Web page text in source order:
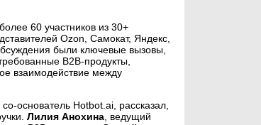
60 участников из 30+
Ozon, Самокат, Яндекс,
были ключевые вызовы,
B2B-продукты,
взаимодействие между
, со-основатель Hotbot.ai, рассказал,
Лилия Анохина , ведущий